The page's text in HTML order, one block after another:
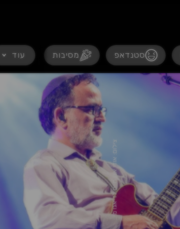
סטנדאפ מסיבות עוד